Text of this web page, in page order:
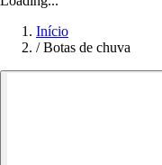
Início
/ Botas de chuva